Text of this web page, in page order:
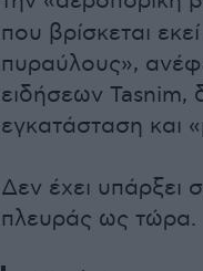
που βρίσκεται
πυραύλους»,
ειδήσεων Tasnim,
εγκατάσταση και
Δεν έχει υπάρξει
πλευράς ως τώρα.